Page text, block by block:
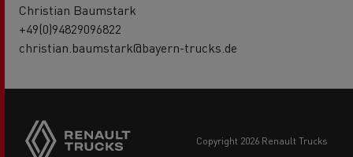
Christian Baumstark
+49(0)94829096822
christian.baumstark@bayern-trucks.de
copyright 2026 Renault Trucks